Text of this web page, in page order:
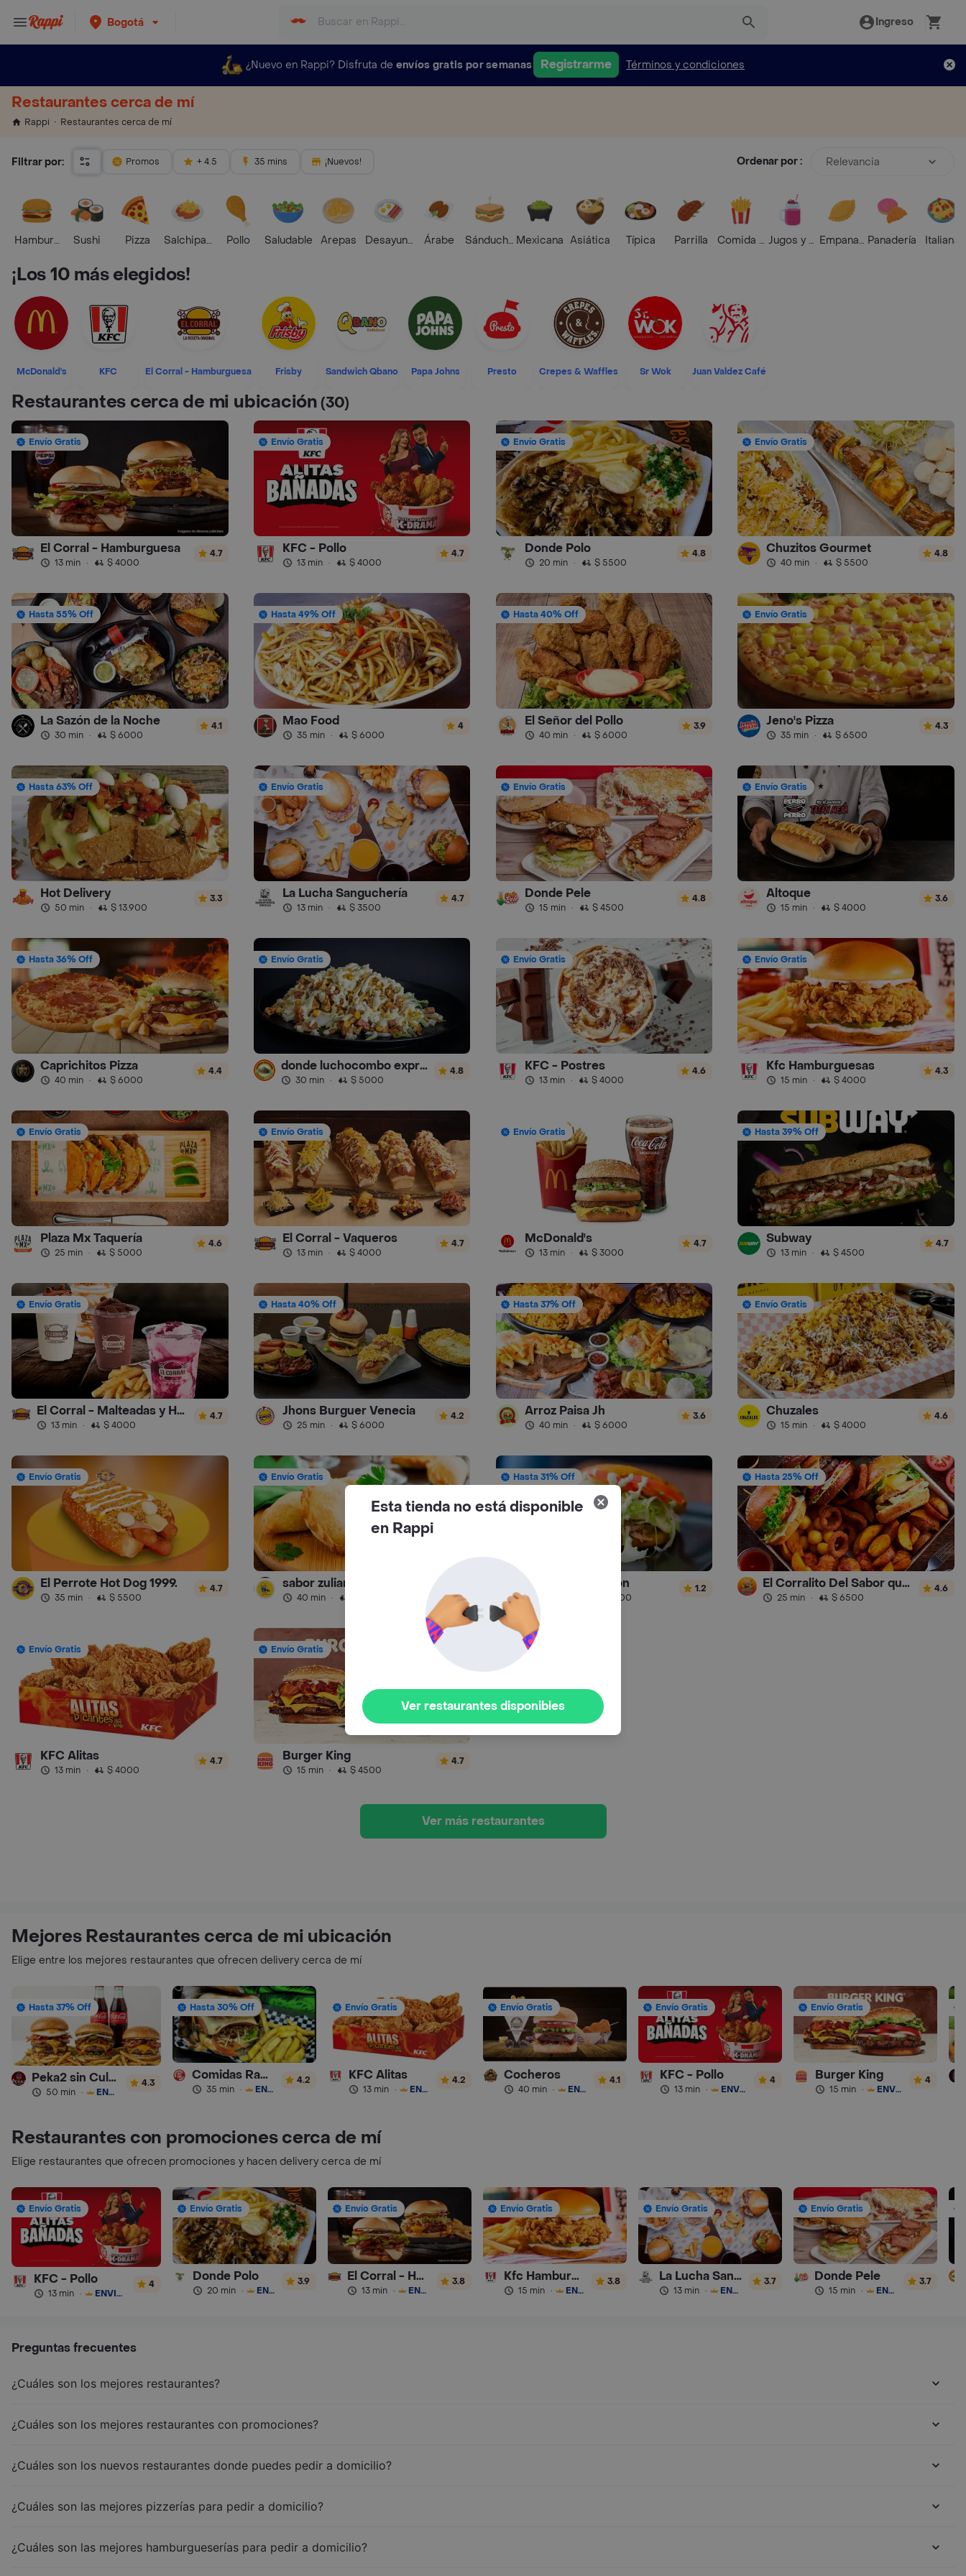
Bogotá Ingreso
¿Nuevo en Rappi? Disfruta de envíos gratis por semanas Registrarme Términos y condiciones
Restaurantes cerca de mí
Rappi Restaurantes cerca de mí
Filtrar por: Promos + 4.5 35 mins ¡Nuevos! Ordenar por : Relevancia
HamburguesaSushi Pizza Salchipapas Pollo Saludable Arepas Desayunos Árabe SánduchesMexicana Asiática Típica Parrilla Comida RápidaJugos y BatidosEmpanadasPanadería Italiana
¡Los 10 más elegidos!
McDonald's KFC El Corral - Hamburguesa Frisby Sandwich Qbano Papa Johns Presto Crepes & Waffles Sr Wok Juan Valdez Café
Restaurantes cerca de mi ubicación(30)
Envío Gratis
El Corral - Hamburguesa
13 min · $ 4000
4.7
Envío Gratis
KFC - Pollo
13 min · $ 4000
4.7
Envío Gratis
Donde Polo
20 min · $ 5500
4.8
Envío Gratis
Chuzitos Gourmet
40 min · $ 5500
4.8
Hasta 55% Off
La Sazón de la Noche
30 min · $ 6000
4.1
Hasta 49% Off
Mao Food
35 min · $ 6000
4
Hasta 40% Off
El Señor del Pollo
40 min · $ 6000
3.9
Envío Gratis
Jeno's Pizza
35 min · $ 6500
4.3
Hasta 63% Off
Hot Delivery
50 min · $ 13.900
3.3
Envío Gratis
La Lucha Sanguchería
13 min · $ 3500
4.7
Envío Gratis
Donde Pele
15 min · $ 4500
4.8
Envío Gratis
Altoque
15 min · $ 4000
3.6
Hasta 36% Off
Caprichitos Pizza
40 min · $ 6000
4.4
Envío Gratis
donde luchocombo express
30 min · $ 5000
4.8
Envío Gratis
KFC - Postres
13 min · $ 4000
4.6
Envío Gratis
Kfc Hamburguesas
15 min · $ 4000
4.3
Envío Gratis
Plaza Mx Taquería
25 min · $ 5000
4.6
Envío Gratis
El Corral - Vaqueros
13 min · $ 4000
4.7
Envío Gratis
McDonald's
13 min · $ 3000
4.7
Hasta 39% Off
Subway
13 min · $ 4500
4.7
Envío Gratis
El Corral - Malteadas y Helados
13 min · $ 4000
4.7
Hasta 40% Off
Jhons Burguer Venecia
25 min · $ 6000
4.2
Hasta 37% Off
Arroz Paisa Jh
40 min · $ 6000
3.6
Envío Gratis
Chuzales
15 min · $ 4000
4.6
Envío Gratis
El Perrote Hot Dog 1999.
35 min · $ 5500
4.7
Envío Gratis
sabor zuliano bogota
40 min ·
Hasta 31% Off
Patacon El Arepon
$ 13.900
1.2
Hasta 25% Off
El Corralito Del Sabor que Sabor
25 min · $ 6500
4.6
Envío Gratis
KFC Alitas
13 min · $ 4000
4.7
Envío Gratis
Burger King
15 min · $ 4500
4.7
Ver más restaurantes
Mejores Restaurantes cerca de mi ubicación
Elige entre los mejores restaurantes que ofrecen delivery cerca de mí
Hasta 37% Off
Peka2 sin Culpa Lourdes
50 min · ENVÍO GRATIS
4.3
Hasta 30% Off
Comidas Rapidas Las 3B
35 min · ENVÍO GRATIS
4.2
Envío Gratis
KFC Alitas
13 min · ENVÍO GRATIS
4.2
Envío Gratis
Cocheros
40 min · ENVÍO GRATIS
4.1
Envío Gratis
KFC - Pollo
13 min · ENVÍO GRATIS
4
Envío Gratis
Burger King
15 min · ENVÍO GRATIS
4
Restaurantes con promociones cerca de mí
Elige restaurantes que ofrecen promociones y hacen delivery cerca de mí
Envío Gratis
KFC - Pollo
13 min · ENVÍO GRATIS
4
Envío Gratis
Donde Polo
20 min · ENVÍO GRATIS
3.9
Envío Gratis
El Corral - Hamburguesa
13 min · ENVÍO GRATIS
3.8
Envío Gratis
Kfc Hamburguesas
15 min · ENVÍO GRATIS
3.8
Envío Gratis
La Lucha Sanguchería
13 min · ENVÍO GRATIS
3.7
Envío Gratis
Donde Pele
15 min · ENVÍO GRATIS
3.7
Preguntas frecuentes
¿Cuáles son los mejores restaurantes?
¿Cuáles son los mejores restaurantes con promociones?
¿Cuáles son los nuevos restaurantes donde puedes pedir a domicilio?
¿Cuáles son las mejores pizzerías para pedir a domicilio?
¿Cuáles son las mejores hamburgueserías para pedir a domicilio?
Esta tienda no está disponible
en Rappi
Ver restaurantes disponibles